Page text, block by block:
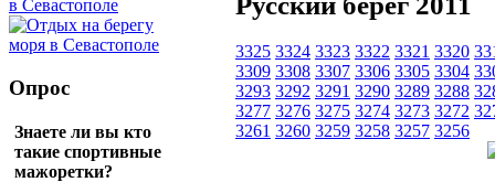
3325 3324 3323 3322 3321 3320
3309 3308 3307 3306 3305 3304
3293 3292 3291 3290 3289 3288
3277 3276 3275 3274 3273 3272
3261 3260 3259 3258 3257 3256
в Севастополе
Опрос
Знаете ли вы кто
такие спортивные
мажоретки?